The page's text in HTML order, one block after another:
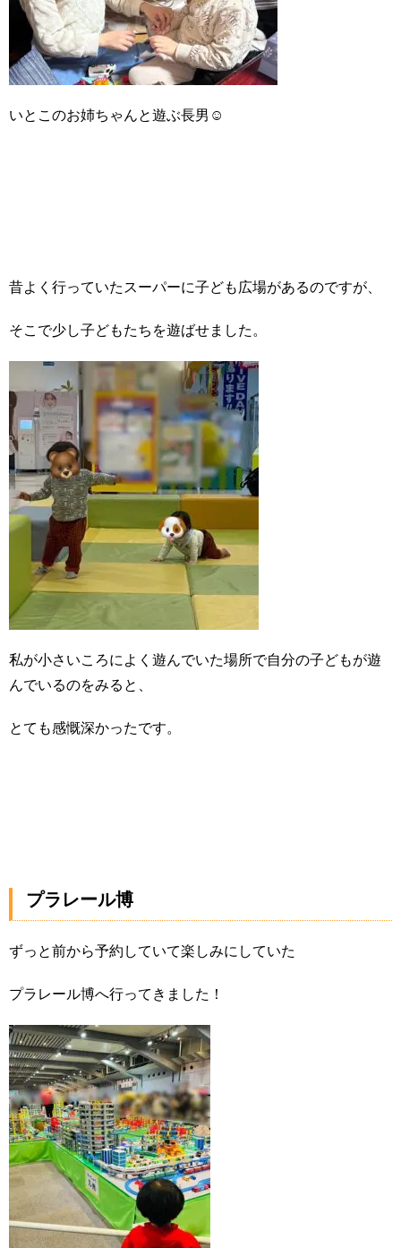
いとこのお姉ちゃんと遊ぶ長男☺
昔よく行っていたスーパーに子ども広場があるのですが、
そこで少し子どもたちを遊ばせました。
私が小さいころによく遊んでいた場所で自分の子どもが遊
んでいるのをみると、
とても感慨深かったです。
プラレール博
ずっと前から予約していて楽しみにしていた
プラレール博へ行ってきました！